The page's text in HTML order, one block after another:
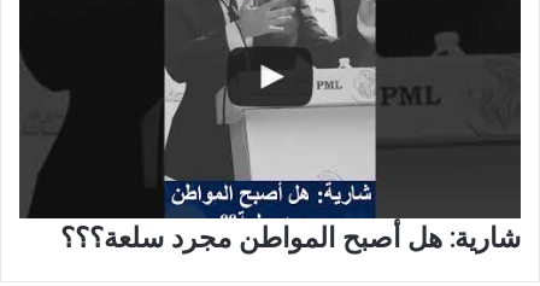
شارية: هل أصبح المواطن مجرد سلعة؟؟؟